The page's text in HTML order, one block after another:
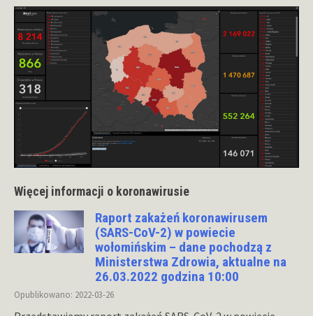
Więcej informacji o koronawirusie
Raport zakażeń koronawirusem
(SARS-CoV-2) w powiecie
wołomińskim – dane pochodzą z
Ministerstwa Zdrowia, aktualne na
26.03.2022 godzina 10:00
Opublikowano: 2022-03-26